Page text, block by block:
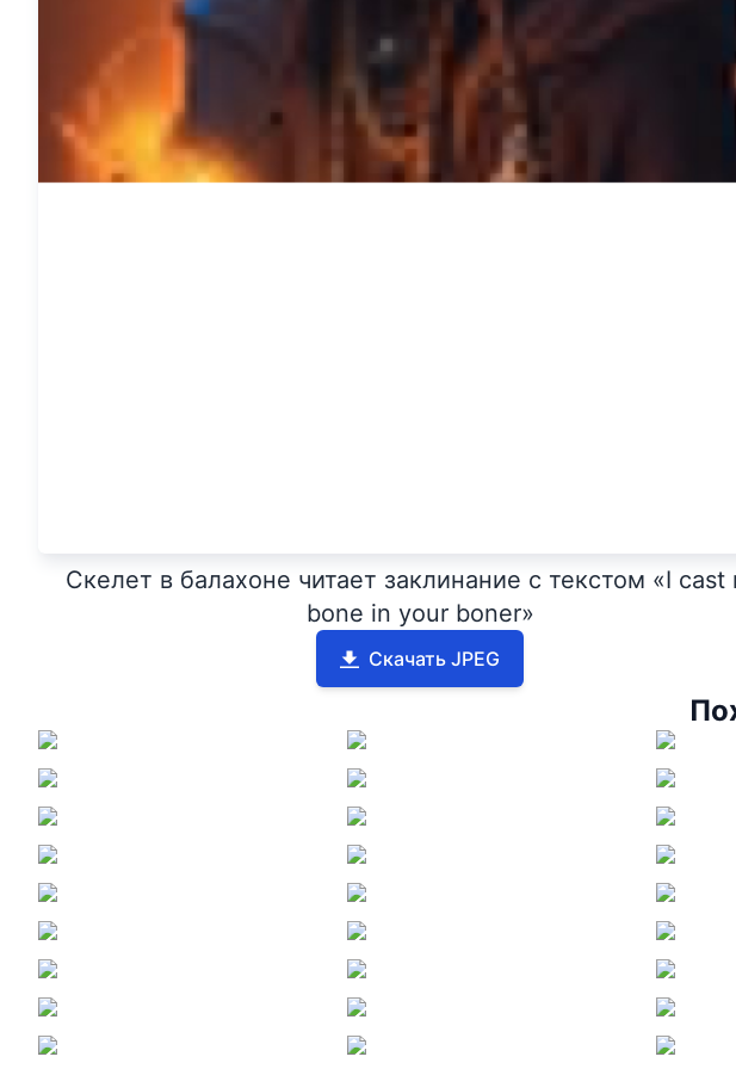
Скелет в балахоне читает заклинание с текстом «I cast
bone in your boner»
Скачать JPEG